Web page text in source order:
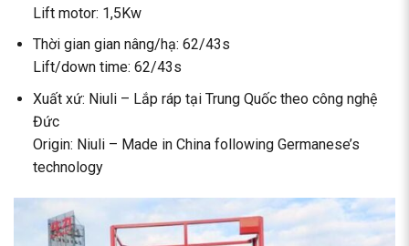
Lift motor: 1,5Kw
Thời gian gian nâng/hạ: 62/43s
Lift/down time: 62/43s
Xuất xứ: Niuli – Lắp ráp tại Trung Quốc theo công nghệ
Đức
Origin: Niuli – Made in China following Germanese’s
technology